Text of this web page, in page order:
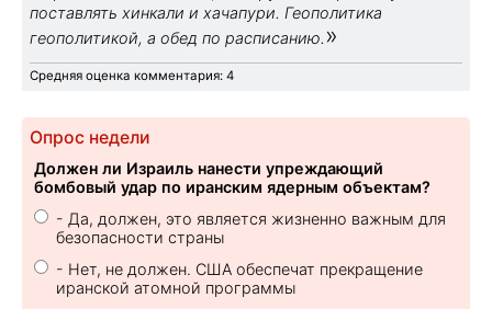
поставлять хинкали и хачапури. Геополитика
геополитикой, а обед по расписанию. »
Средняя оценка комментария: 4
Опрос недели
Должен ли Израиль нанести упреждающий
бомбовый удар по иранским ядерным объектам?
- Да, должен, это является жизненно важным для
безопасности страны
- Нет, не должен. США обеспечат прекращение
иранской атомной программы